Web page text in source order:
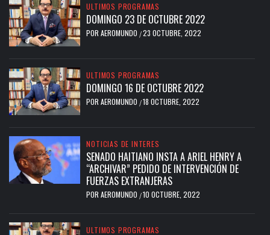
ULTIMOS PROGRAMAS
DOMINGO 23 DE OCTUBRE 2022
POR AEROMUNDO /23 OCTUBRE, 2022
ULTIMOS PROGRAMAS
DOMINGO 16 DE OCTUBRE 2022
POR AEROMUNDO /18 OCTUBRE, 2022
NOTICIAS DE INTERES
SENADO HAITIANO INSTA A ARIEL HENRY A
“ARCHIVAR” PEDIDO DE INTERVENCIÓN DE
FUERZAS EXTRANJERAS
POR AEROMUNDO /10 OCTUBRE, 2022
ULTIMOS PROGRAMAS